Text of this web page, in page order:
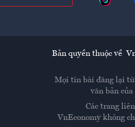
Bản quyền thuộc về
Mọi tin bài đăng lại từ
văn bản của
Các trang
VnEconomy không